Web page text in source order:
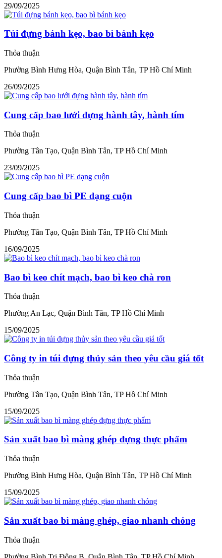
29/09/2025
Túi đựng bánh kẹo, bao bì bánh kẹo
Thỏa thuận
Phường Bình Hưng Hòa, Quận Bình Tân, TP Hồ Chí Minh
26/09/2025
Cung cấp bao lưới đựng hành tây, hành tím
Thỏa thuận
Phường Tân Tạo, Quận Bình Tân, TP Hồ Chí Minh
23/09/2025
Cung cấp bao bì PE dạng cuộn
Thỏa thuận
Phường Tân Tạo, Quận Bình Tân, TP Hồ Chí Minh
16/09/2025
Bao bì keo chít mạch, bao bì keo chà ron
Thỏa thuận
Phường An Lạc, Quận Bình Tân, TP Hồ Chí Minh
15/09/2025
Công ty in túi đựng thủy sản theo yêu cầu giá tốt
Thỏa thuận
Phường Tân Tạo, Quận Bình Tân, TP Hồ Chí Minh
15/09/2025
Sản xuất bao bì màng ghép đựng thực phẩm
Thỏa thuận
Phường Bình Hưng Hòa, Quận Bình Tân, TP Hồ Chí Minh
15/09/2025
Sản xuất bao bì màng ghép, giao nhanh chóng
Thỏa thuận